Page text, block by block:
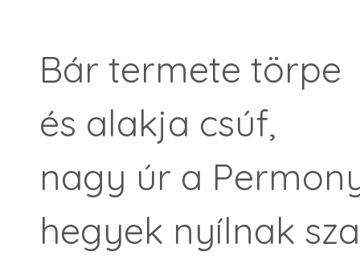
Bár termete törpe
és alakja csúf,
nagy úr a
hegyek nyílnak